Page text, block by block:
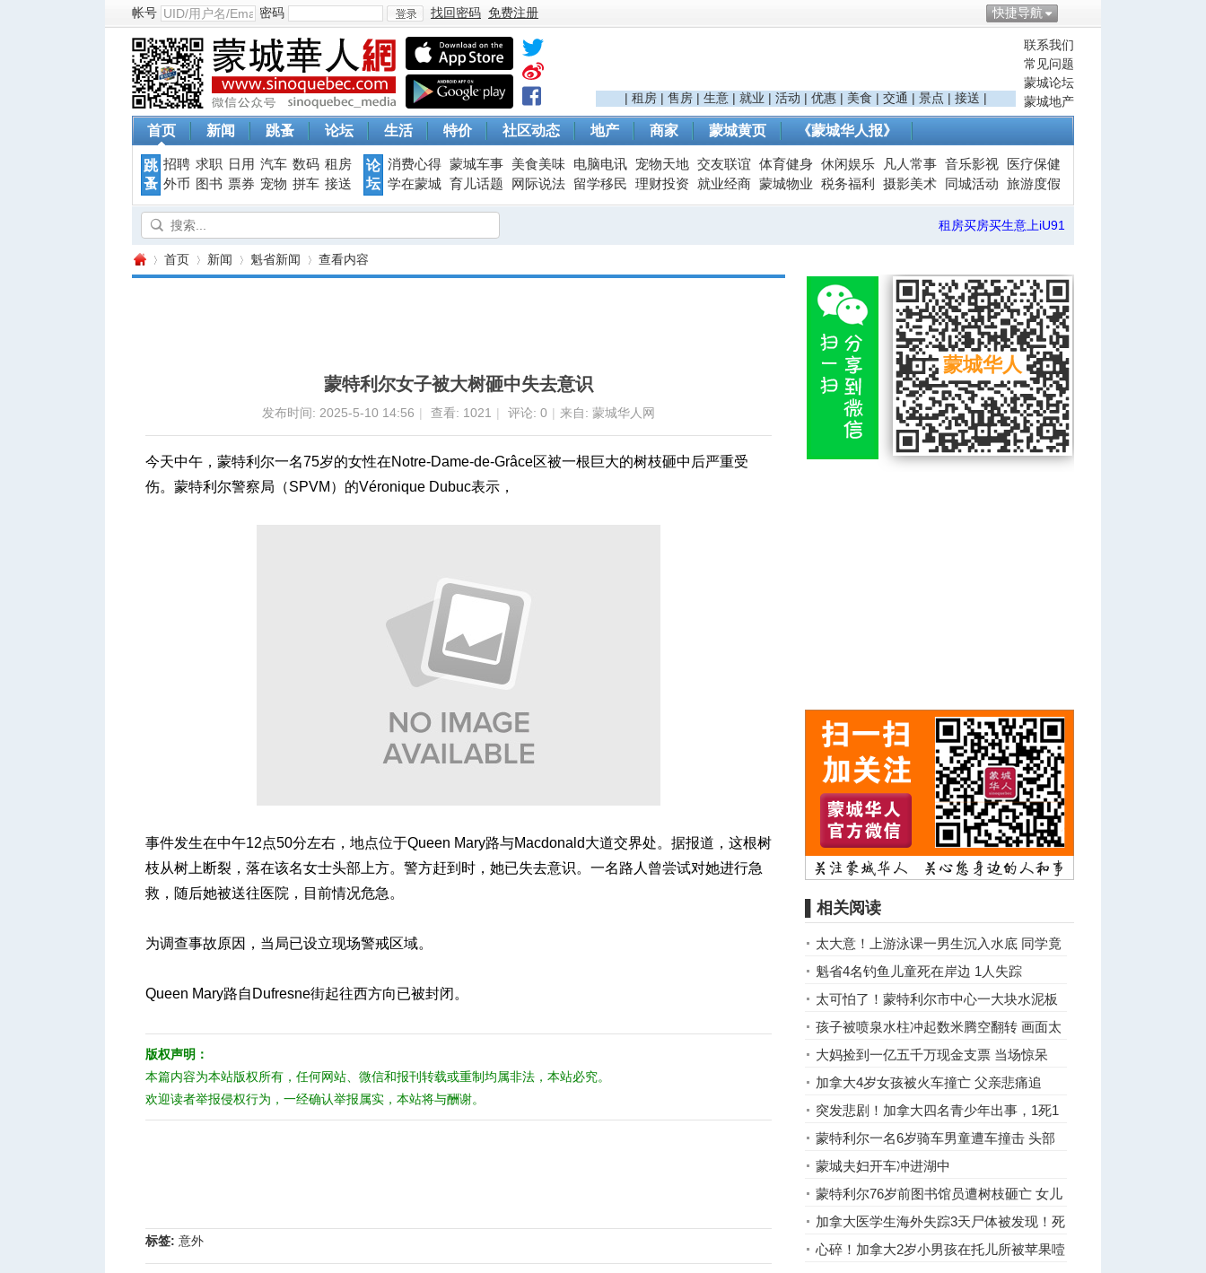
快捷导航
帐号 密码
登
录
找回密码 免费注册
联系我们
常见问题
蒙城论坛
蒙城地产
| 租房 | 售房 | 生意 | 就业 | 活动 | 优惠 | 美食 | 交通 | 景点 | 接送 |
首页 新闻 跳蚤 论坛 生活 特价 社区动态 地产 商家 蒙城黄页 《蒙城华人报》
跳
蚤
招聘 求职 日用 汽车 数码 租房
外币
图书 票券 宠物 拼车 接送
论
坛
消费心得 蒙城车事 美食美味 电脑电讯 宠物天地 交友联谊 体育健身 休闲娱乐 凡人常事 音乐影视
医疗保健
学在蒙城 育儿话题 网际说法 留学移民 理财投资 就业经商 蒙城物业 税务福利 摄影美术 同城活动 旅游度假
租房买房买生意上iU91
首页 新闻 魁省新闻 查看内容
蒙特利尔女子被大树砸中失去意识
发布时间: 2025-5-10 14:56 | 查看: 1021 | 评论: 0 | 来自: 蒙城华人网
今天中午，蒙特利尔一名75岁的女性在Notre-Dame-de-Grâce区被一根巨大的树枝砸中后严重受
伤。蒙特利尔警察局（SPVM）的Véronique Dubuc表示，
事件发生在中午12点50分左右，地点位于Queen Mary路与Macdonald大道交界处。据报道，这根树
枝从树上断裂，落在该名女士头部上方。警方赶到时，她已失去意识。一名路人曾尝试对她进行急
救，随后她被送往医院，目前情况危急。
为调查事故原因，当局已设立现场警戒区域。
Queen Mary路自Dufresne街起往西方向已被封闭。
版权声明：
本篇内容为本站版权所有，任何网站、微信和报刊转载或重制均属非法，本站必究。
欢迎读者举报侵权行为，一经确认举报属实，本站将与酬谢。
标签: 意外
▌相关阅读
太大意！上游泳课一男生沉入水底 同学竟
未发现
魁省4名钓鱼儿童死在岸边 1人失踪
太可怕了！蒙特利尔市中心一大块水泥板
从高空落下砸在大街上 ... ...
孩子被喷泉水柱冲起数米腾空翻转 画面太
惊险
大妈捡到一亿五千万现金支票 当场惊呆
加拿大4岁女孩被火车撞亡 父亲悲痛追
述：她在追蝴蝶
突发悲剧！加拿大四名青少年出事，1死1
失踪
蒙特利尔一名6岁骑车男童遭车撞击 头部
重伤送医
蒙城夫妇开车冲进湖中
蒙特利尔76岁前图书馆员遭树枝砸亡 女儿
悼念母亲
加拿大医学生海外失踪3天尸体被发现！死
因不明
心碎！加拿大2岁小男孩在托儿所被苹果噎